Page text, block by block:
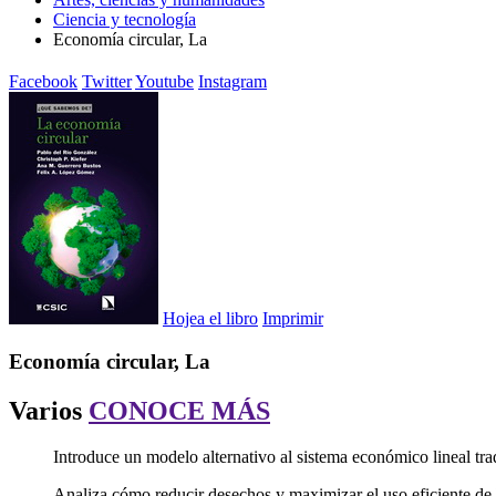
Ciencia y tecnología
Economía circular, La
Facebook TwitterYoutube Instagram
Hojea el libro Imprimir
Economía circular, La
Varios CONOCE MÁS
Introduce un modelo alternativo al sistema económico lineal